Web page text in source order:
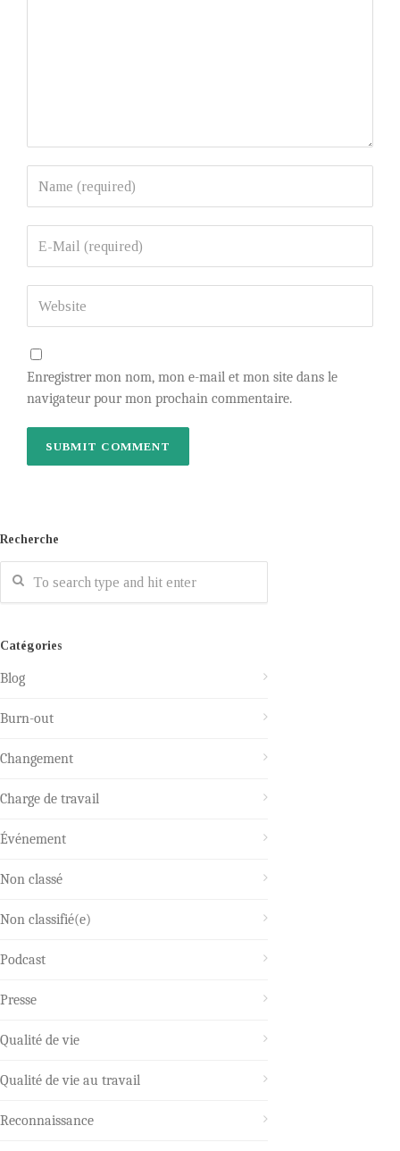
Enregistrer mon nom, mon e-mail et mon site dans le
navigateur pour mon prochain commentaire.
Recherche
Catégories
Blog
Burn-out
Changement
Charge de travail
Événement
Non classé
Non classifié(e)
Podcast
Presse
Qualité de vie
Qualité de vie au travail
Reconnaissance